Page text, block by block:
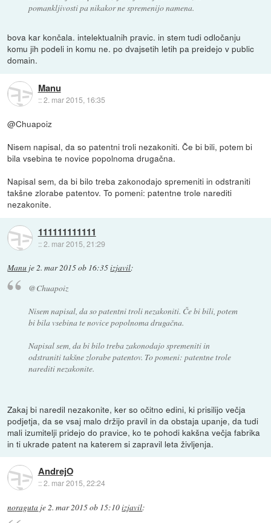
pomankljivosti pa nikakor ne spremenijo namena.
bova kar končala. intelektualnih pravic. in stem tudi odločanju
komu jih podeli in komu ne. po dvajsetih letih pa preidejo v public
domain.
Manu
::2. mar 2015, 16:35
@Chuapoiz
Nisem napisal, da so patentni troli nezakoniti. Če bi bili, potem bi
bila vsebina te novice popolnoma drugačna.
Napisal sem, da bi bilo treba zakonodajo spremeniti in odstraniti
takšne zlorabe patentov. To pomeni: patentne trole narediti
nezakonite.
111111111111
::2. mar 2015, 21:29
Manu je2. mar 2015 ob 16:35izjavil:
@Chuapoiz
Nisem napisal, da so patentni troli nezakoniti. Če bi bili, potem
bi bila vsebina te novice popolnoma drugačna.
Napisal sem, da bi bilo treba zakonodajo spremeniti in
odstraniti takšne zlorabe patentov. To pomeni: patentne trole
narediti nezakonite.
Zakaj bi naredil nezakonite, ker so očitno edini, ki prisilijo večja
podjetja, da se vsaj malo držijo pravil in da obstaja upanje, da tudi
mali izumitelji pridejo do pravice, ko te pohodi kakšna večja fabrika
in ti ukrade patent na katerem si zapravil leta življenja.
AndrejO
::2. mar 2015, 22:24
noraguta je2. mar 2015 ob 15:10izjavil: